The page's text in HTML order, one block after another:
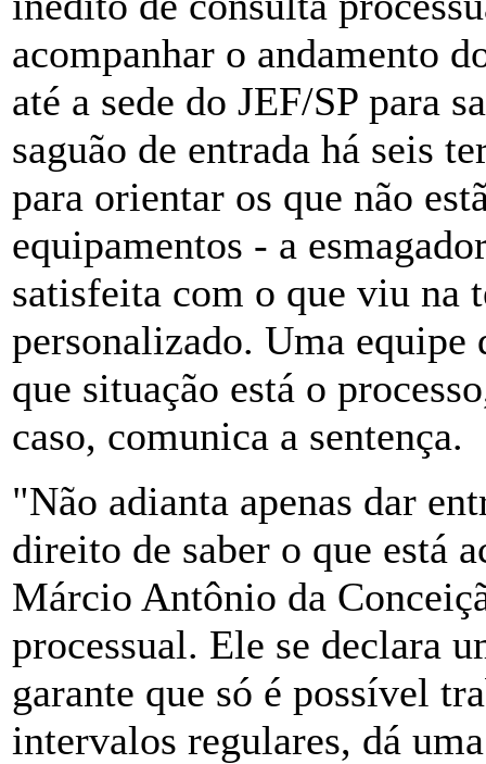
acompanhar o andamento
até a sede do JEF/SP para
saguão de entrada há seis
para orientar os que não
equipamentos - a
satisfeita com o que viu na
personalizado. Uma
que situação está o
caso, comunica a sentença.
"Não adianta apenas dar
direito de saber o que está
Márcio Antônio da
processual. Ele se declara
garante que só é possível
intervalos regulares, dá